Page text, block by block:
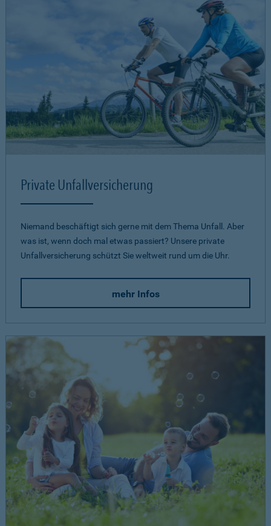
Private Unfallversicherung
Niemand beschäftigt sich gerne mit dem Thema Unfall. Aber
was ist, wenn doch mal etwas passiert? Unsere private
Unfallversicherung schützt Sie weltweit rund um die Uhr.
mehr Infos